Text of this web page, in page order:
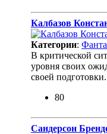
Калбазов
Категории:
В критической
уровня своих
своей
80
Сандерсон